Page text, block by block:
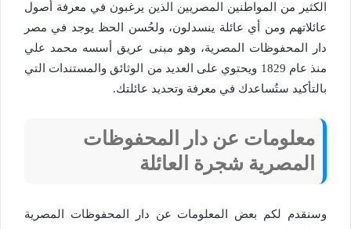
الكثير من المواطنين المصريين الذين يرغبون في معرفة أصول
عائلاتهم ومن أي عائلة ينسدلون، ولحُسن الحظ يوجد في مصر
دار المحفوظات المصرية، وهو مبنى عريق أسسه محمد علي
منذ عام 1829 ويحتوي على العديد من الوثائق والمستندات التي
بالتأكيد ستُساعدك في معرفة وتحديد عائلتك.
معلومات عن دار المحفوظات
المصرية شجرة العائلة
وسنقدم لكم بعض المعلومات عن دار المحفوظات المصرية